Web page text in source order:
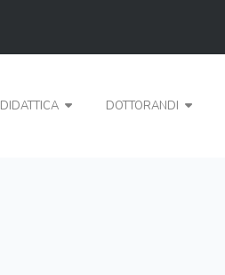
DIDATTICA DOTTORANDI